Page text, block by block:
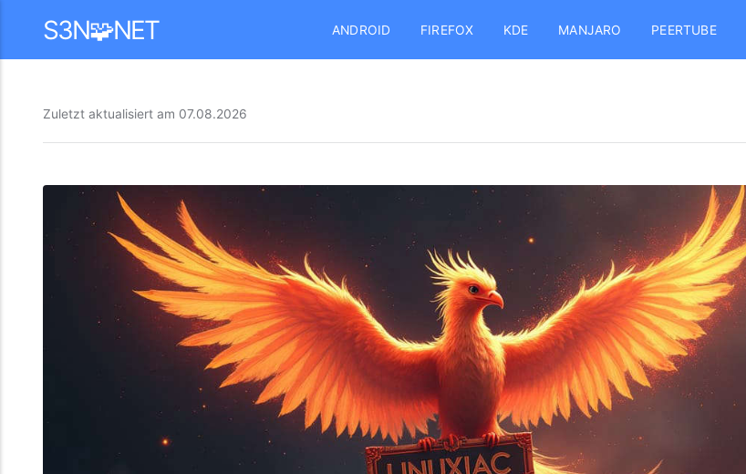
S3N🧩NET ANDROID FIREFOX KDE MANJARO PEERTUBE
Zuletzt aktualisiert am 07.08.2026